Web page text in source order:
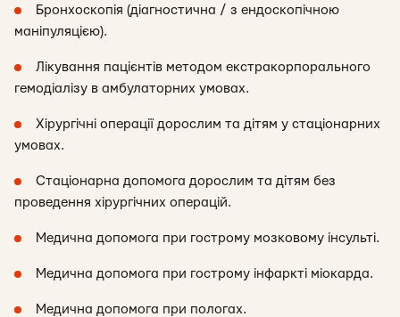
Бронхоскопія (діагностична / з ендоскопічною
маніпуляцією).
Лікування пацієнтів методом екстракорпорального
гемодіалізу в амбулаторних умовах.
Хірургічні операції дорослим та дітям у стаціонарних
умовах.
Стаціонарна допомога дорослим та дітям без
проведення хірургічних операцій.
Медична допомога при гострому мозковому інсульті.
Медична допомога при гострому інфаркті міокарда.
Медична допомога при пологах.